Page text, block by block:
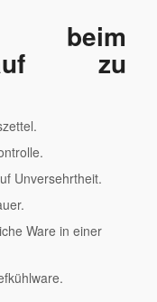
beim
zu
Unversehrtheit.
Ware in einer